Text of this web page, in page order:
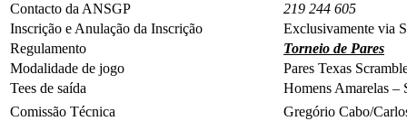
Contacto da ANSGP
219 244 605
Inscrição e Anulação da Inscrição
Exclusivamente via
Regulamento
Torneio de Pares
Modalidade de jogo
Pares Texas
Tees de saída
Homens Amarelas –
Comissão Técnica
Gregório Cabo/